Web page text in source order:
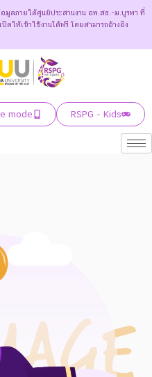
มูลภายใต้ศูนย์ประสานงาน อพ.สธ.-ม.บูรพา ที่
ดให้เข้าใช้งานได้ฟรี โดยสามารถอ้างอิง
mode RSPG - Kids